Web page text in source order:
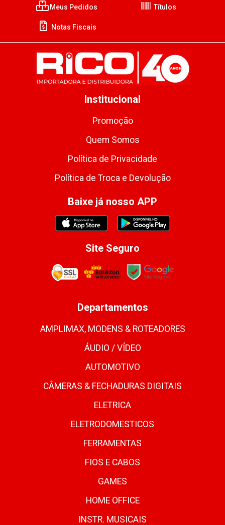
Meus Pedidos Títulos
Notas Fiscais
Institucional
Promoção
Quem Somos
Política de Privacidade
Política de Troca e Devolução
Baixe já nosso APP
Site Seguro
Departamentos
AMPLIMAX, MODENS & ROTEADORES
ÁUDIO / VÍDEO
AUTOMOTIVO
CÂMERAS & FECHADURAS DIGITAIS
ELETRICA
ELETRODOMESTICOS
FERRAMENTAS
FIOS E CABOS
GAMES
HOME OFFICE
INSTR. MUSICAIS